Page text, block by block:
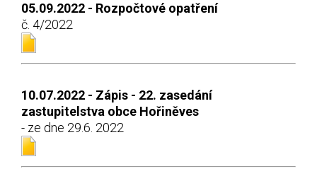
05.09.2022 - Rozpočtové opatření
č. 4/2022
10.07.2022 - Zápis - 22. zasedání
zastupitelstva obce Hořiněves
- ze dne 29.6. 2022